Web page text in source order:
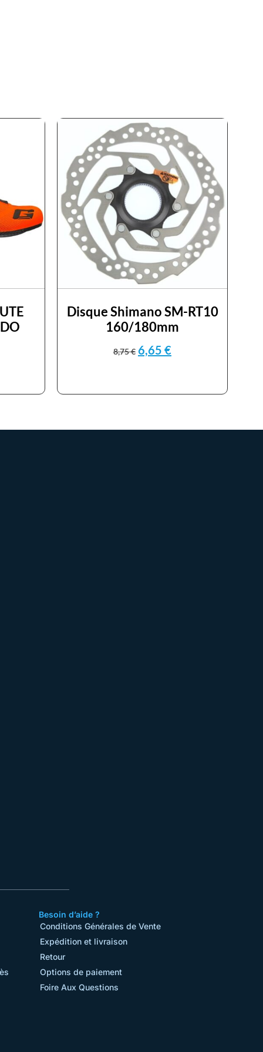
Disque Shimano SM-RT10
160/180mm
8,75€ 6,65 €
Besoin d’aide ?
Conditions Générales de Vente​
Expédition et livraison
Retour
Options de paiement
Foire Aux Questions